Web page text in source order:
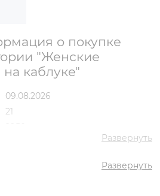
о покупке
"Женские
каблуке"
09.08.2026
21
Развернуть
Развернуть